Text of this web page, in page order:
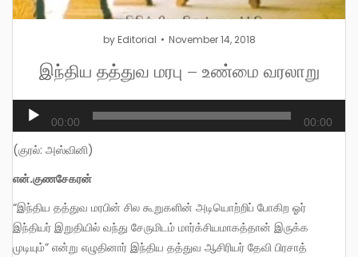
by Editorial November 14, 2018
இந்திய தத்துவ மரபு – உண்மை வரலாறு
Audio
Player 00:00 00:00
(குரல்: அஸ்வினி)
என்.குணசேகரன்
“இந்திய தத்துவ மரபின் சில கூறுகளின் அடியொற்றிப் போகிற ஓர்
இந்தியர் இறுதியில் வந்து சேருமிடம் மார்க்சியமாகத்தான் இருக்க
முடியும்” என்று எழுதினார் இந்திய தத்துவ ஆசிரியர் தேவி பிரசாத்